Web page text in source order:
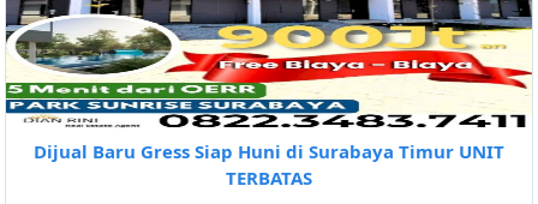
Dijual Baru Gress Siap Huni di Surabaya Timur UNIT
TERBATAS